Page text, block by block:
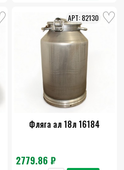
Фляга ал 18л 16184
2779.86 ₽
82130